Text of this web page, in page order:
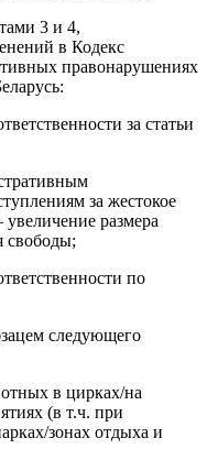
3 и 4,
в Кодекс
правонарушениях
за статьи
за жестокое
размера
свободы;
по
следующего
в цирках/на
(в т.ч. при
зонах отдыха и